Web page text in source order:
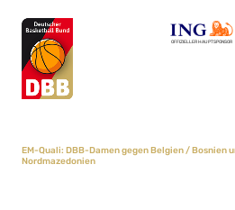
OFFIZIELLER HAUPTSPONSOR
EM-Quali: DBB-Damen gegen Belgien / Bosnien
Nordmazedonien